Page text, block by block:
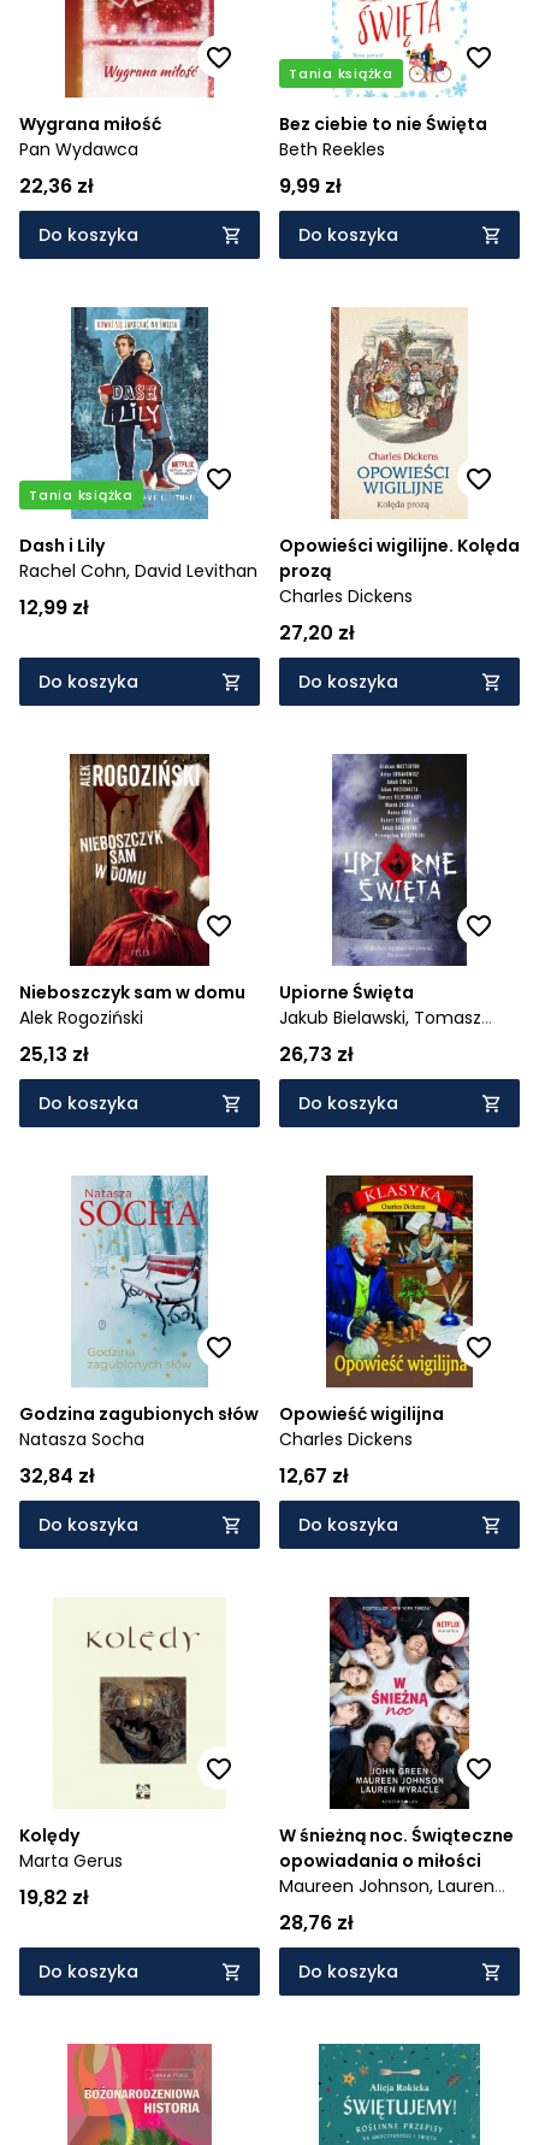
Wygrana miłość
Pan Wydawca
22,36 zł
Do koszyka
Tania książka
Bez ciebie to nie Święta
Beth Reekles
9,99 zł
Do koszyka
Tania książka
Dash i Lily
Rachel Cohn, David Levithan
12,99 zł
Do koszyka
Opowieści wigilijne. Kolęda
prozą
Charles Dickens
27,20 zł
Do koszyka
Nieboszczyk sam w domu
Alek Rogoziński
25,13 zł
Do koszyka
Upiorne Święta
Jakub Bielawski, Tomasz
Hildebrandt,
Graham Masterton,
Przechrzta,Robert
Cichowlas,
26,73 zł
Do koszyka
Godzina zagubionych słów
Natasza Socha
32,84 zł
Do koszyka
Opowieść wigilijna
Charles Dickens
12,67 zł
Do koszyka
Kolędy
Marta Gerus
19,82 zł
Do koszyka
W śnieżną noc. Świąteczne
opowiadania o miłości
Maureen Johnson, Lauren
Myracle,
28,76 zł
Do koszyka